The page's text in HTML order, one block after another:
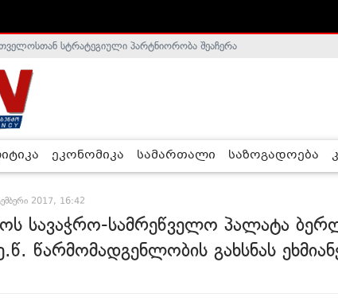
დე-ფაქტო მთავრობა არალეგიტიმურია - ჰელსინკის კომისია
სტრატეგიული პარტნიორობა შეაჩერა
ეკონომიკა სამართალი საზოგადოება
2017, 16:42
სავაჭრო-სამრეწველო პალატა
წარმომადგენლობის გახსნას